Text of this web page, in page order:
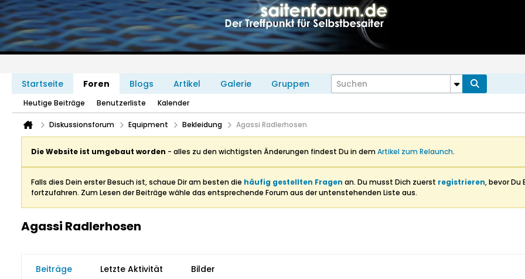
Startseite Foren Blogs Artikel Galerie Gruppen
Heutige Beiträge Benutzerliste Kalender
Diskussionsforum Equipment Bekleidung Agassi Radlerhosen
Die Website ist umgebaut worden - alles zu den wichtigsten Änderungen findest Du in demArtikel zum Relaunch.
Falls dies Dein erster Besuch ist, schaue Dir am besten die häufig gestellten Fragen an. Du musst Dich zuerst registrieren, bevor Du
fortzufahren. Zum Lesen der Beiträge wähle das entsprechende Forum aus der untenstehenden Liste aus.
Agassi Radlerhosen
Beiträge Letzte Aktivität Bilder